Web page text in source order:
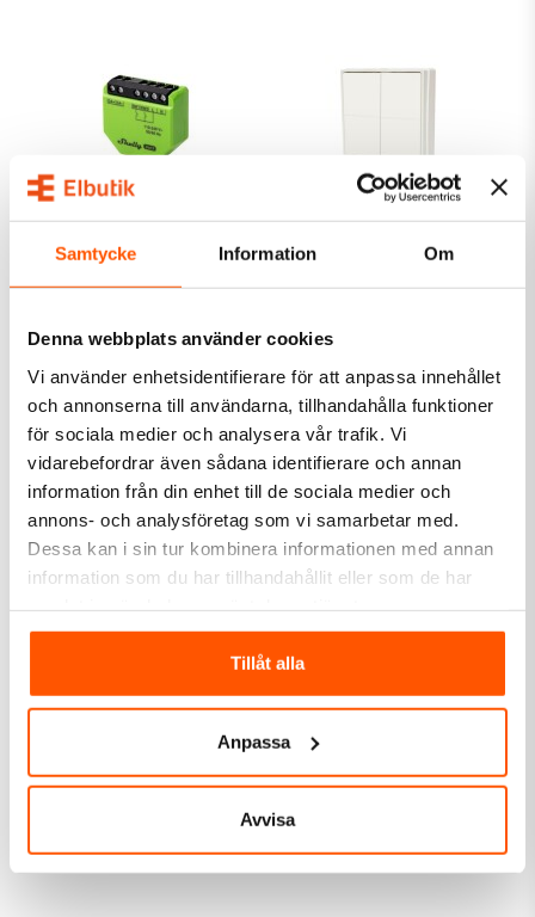
Samtycke Information Om
Denna webbplats använder cookies
Vi använder enhetsidentifierare för att anpassa innehållet
och annonserna till användarna, tillhandahålla funktioner
för sociala medier och analysera vår trafik. Vi
vidarebefordrar även sådana identifierare och annan
information från din enhet till de sociala medier och
annons- och analysföretag som vi samarbetar med.
Dessa kan i sin tur kombinera informationen med annan
information som du har tillhandahållit eller som de har
Tillåt alla
Anpassa
Avvisa
Shelly DALI Dimmer
Gen3
LÄGG I VARUKORG
Skickas inom 4-5 arbetsdagar
Shelly BLU Wall Switch 4
Skickas inom 4-5 arbetsdagar
Shelly BLU TRV 3-pack +
Skickas inom 4-5 arbetsdagar
Shelly BLU TRV 2-pack +
1 199,00 kr
Skickas inom 6-8 arbetsdagar